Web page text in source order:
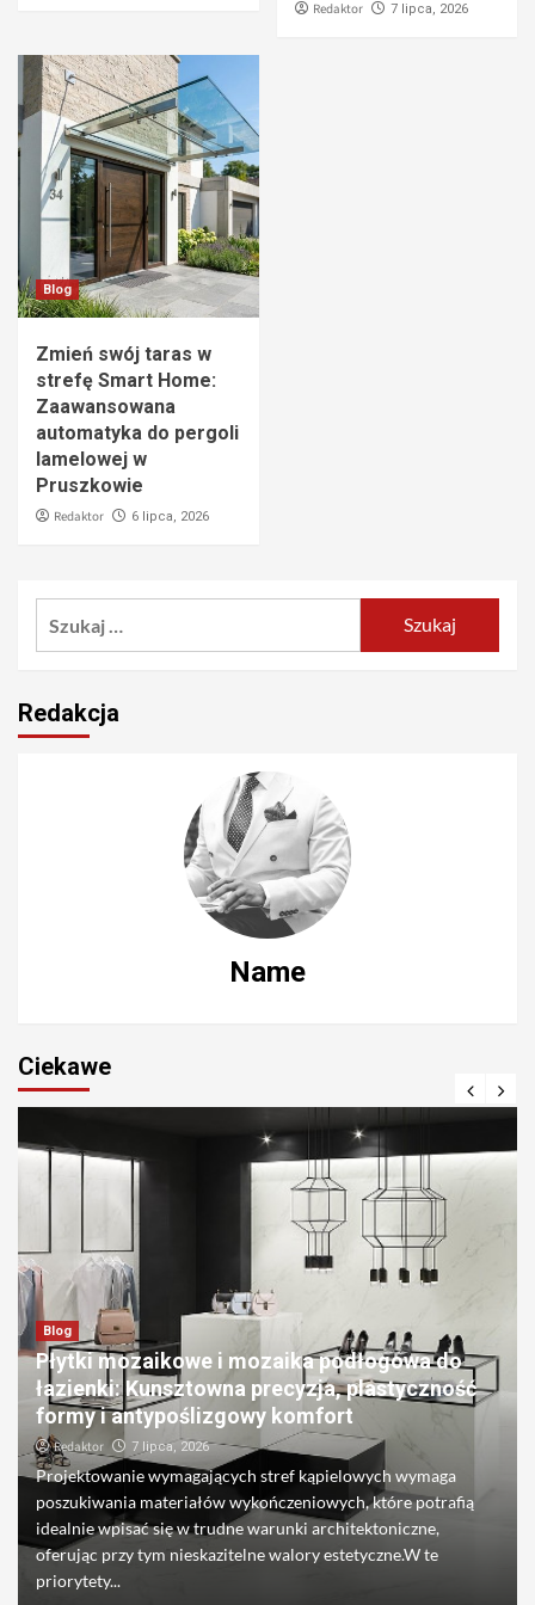
Redaktor 7 lipca, 2026
Blog
Zmień swój taras w
strefę Smart Home:
Zaawansowana
automatyka do pergoli
lamelowej w
Pruszkowie
Redaktor 6 lipca, 2026
Redakcja
Name
Ciekawe
Blog
Płytki mozaikowe i mozaika podłogowa do
łazienki: Kunsztowna precyzja, plastyczność
formy i antypoślizgowy komfort
Redaktor 7 lipca, 2026
Projektowanie wymagających stref kąpielowych wymaga
poszukiwania materiałów wykończeniowych, które potrafią
idealnie wpisać się w trudne warunki architektoniczne,
oferując przy tym nieskazitelne walory estetyczne.W te
priorytety...